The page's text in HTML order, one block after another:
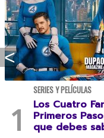
SERIES Y PELÍCULAS
Los Cuatro
Primeros
que debes